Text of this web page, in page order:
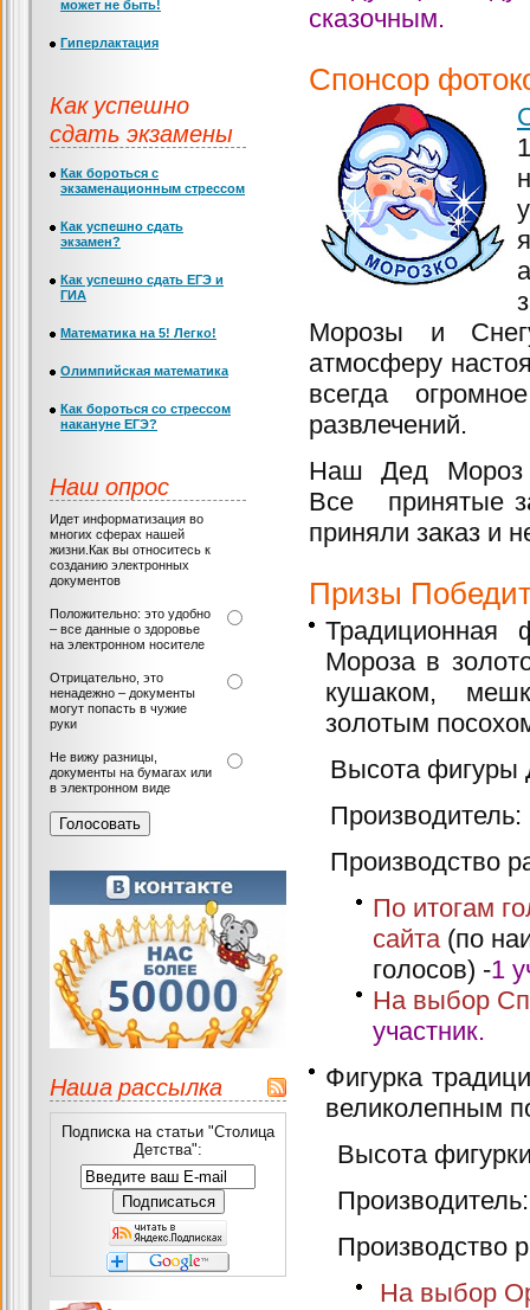
сказочным.
Спонсор
Морозы и
атмосферу
всегда
развлечений.
Наш Дед Мороз
Все принятые
приняли заказ и
Призы
Традиционная
Мороза в
кушаком,
золотым
Высота фигуры
Производство
По итогам
сайта(по
голосов) -1
На выбор
участник.
Фигурка
великолепным
Высота
Производство
На выбор
может не быть!
Гиперлактация
Как успешно
сдать экзамены
Как бороться с
экзаменационным стрессом
Как успешно сдать
экзамен?
Как успешно сдать ЕГЭ и
ГИА
Математика на 5! Легко!
Олимпийская математика
Как бороться со стрессом
накануне ЕГЭ?
Наш опрос
Идет информатизация во
многих сферах нашей
жизни.Как вы относитесь к
созданию электронных
документов
Положительно: это удобно
– все данные о здоровье
на электронном носителе
Отрицательно, это
ненадежно – документы
могут попасть в чужие
руки
Не вижу разницы,
документы на бумагах или
в электронном виде
Наша рассылка
Подписка на статьи "Столица
Детства":